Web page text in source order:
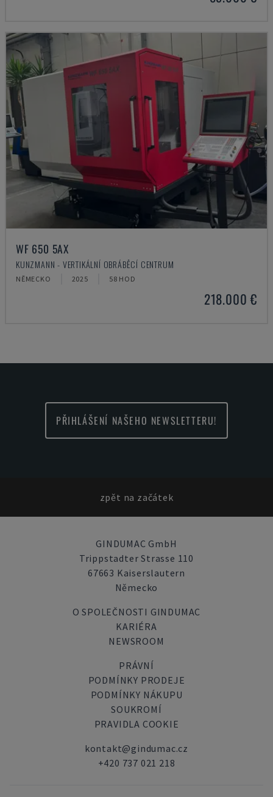
WF 650 5AX
KUNZMANN - VERTIKÁLNÍ OBRÁBĚCÍ CENTRUM
NĚMECKO 2025 58 HOD
218.000 €
PŘIHLÁŠENÍ NAŠEHO NEWSLETTERU!
zpět na začátek
GINDUMAC GmbH
Trippstadter Strasse 110
67663 Kaiserslautern
Německo
O SPOLEČNOSTI GINDUMAC
KARIÉRA
NEWSROOM
PRÁVNÍ
PODMÍNKY PRODEJE
PODMÍNKY NÁKUPU
SOUKROMÍ
PRAVIDLA COOKIE
kontakt@gindumac.cz
+420 737 021 218